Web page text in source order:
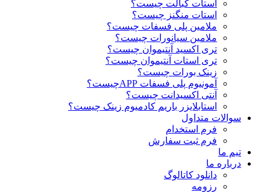
استات کبالت چیست؟
استات منگنز چیست؟
ملامین پلی فسفات چیست؟
ملامین سیانورات چیست؟
تری اکسید آنتیموان چیست؟
تری استات آنتیموان چیست؟
زینک بورات چیست؟
آمونیوم پلی فسفات APPچیست؟
آنتی اکسیدانت چیست؟
استابلایزر باریم کادمیوم زینک چیست؟
سوالات متداول
فرم استخدام
فرم ثبت سفارش
تیم ما
درباره ما
دانلود کاتالوگ
رزومه